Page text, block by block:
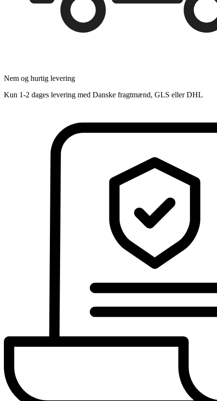
Nem og hurtig levering
Kun 1-2 dages levering med Danske fragtmænd, GLS eller DHL